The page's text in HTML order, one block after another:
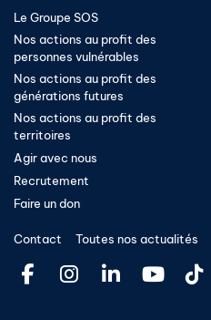
Le Groupe SOS
Nos actions au profit des
personnes vulnérables
Nos actions au profit des
générations futures
Nos actions au profit des
territoires
Agir avec nous
Recrutement
Faire un don
Contact Toutes nos actualités